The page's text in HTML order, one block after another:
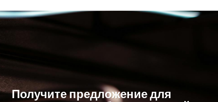
Получите предложение для